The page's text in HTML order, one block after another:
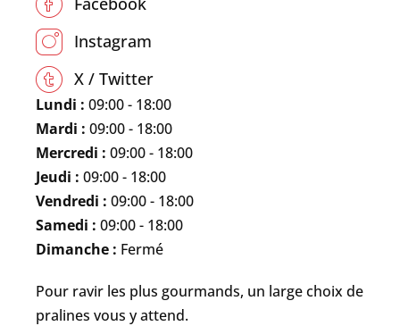
Instagram
X / Twitter
Lundi : 09:00 - 18:00
Mardi : 09:00 - 18:00
Mercredi : 09:00 - 18:00
Jeudi : 09:00 - 18:00
Vendredi : 09:00 - 18:00
Samedi : 09:00 - 18:00
Dimanche : Fermé
Pour ravir les plus gourmands, un large choix de
pralines vous y attend.